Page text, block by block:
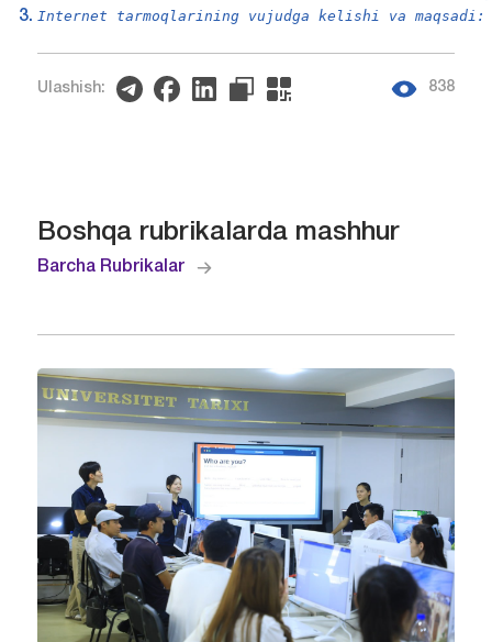
Internet tarmoqlarining vujudga kelishi va maqsadi:
Ulashish: 838
Boshqa rubrikalarda mashhur
Barcha Rubrikalar